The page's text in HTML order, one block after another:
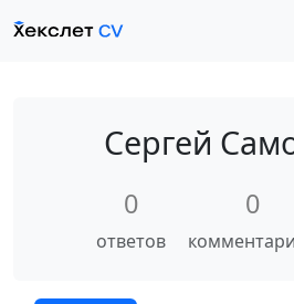
Сергей
0
ответов
0